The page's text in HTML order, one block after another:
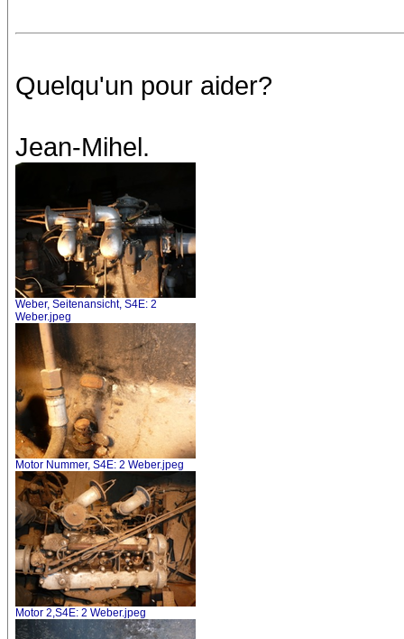
Quelqu'un pour aider?
Jean-Mihel.
Weber, Seitenansicht, S4E: 2
Weber.jpeg
Motor Nummer, S4E: 2 Weber.jpeg
Motor 2,S4E: 2 Weber.jpeg